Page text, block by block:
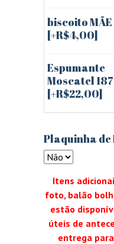
biscoito MÃE
[+R$4,00]
Espumante
Moscatel
[+R$22,00]
Plaquinha
Itens
foto, balão
estão
úteis de
entrega